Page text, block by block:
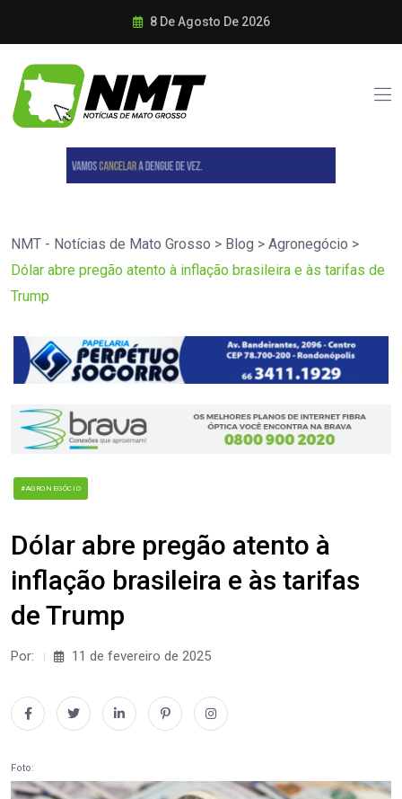
8 De Agosto De 2026
NMT - Notícias de Mato Grosso > Blog > Agronegócio >
Dólar abre pregão atento à inflação brasileira e às tarifas de
Trump
#AGRONEGÓCIO
Dólar abre pregão atento à
inflação brasileira e às tarifas
de Trump
Por: 11 de fevereiro de 2025
Foto: